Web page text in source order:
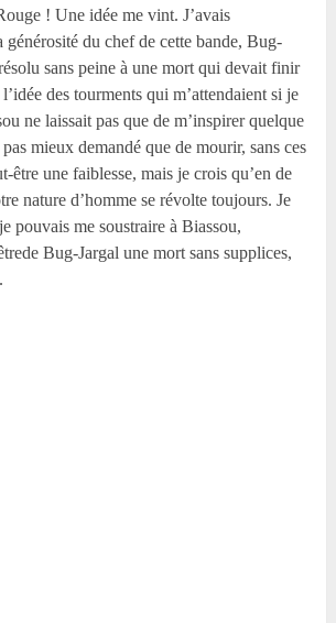
! Une idée me vint. J’avais
générosité du chef de cette bande, Bug-
sans peine à une mort qui devait finir
des tourments qui m’attendaient si je
ne laissait pas que de m’inspirer quelque
mieux demandé que de mourir, sans ces
être une faiblesse, mais je crois qu’en de
nature d’homme se révolte toujours. Je
pouvais me soustraire à Biassou,
Bug-Jargal une mort sans supplices,